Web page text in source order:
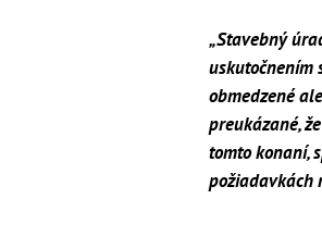
„Stavebný
uskutočnením
obmedzené
preukázané,
tomto konaní,
požiadavkách